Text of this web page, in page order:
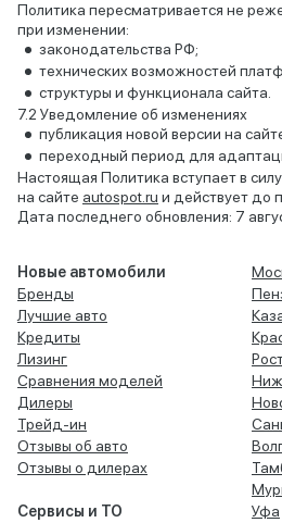
Политика пересматривается не
при изменении:
законодательства РФ;
технических возможностей
структуры и функционала сайта.
Уведомление об изменениях
публикация новой версии на
переходный период для
Настоящая Политика вступает в
на сайте autospot.ru и действует до
Дата последнего обновления: 7
Новые автомобили
Бренды
Лучшие авто
Кредиты
Лизинг
Сравнения моделей
Дилеры
Трейд-ин
Отзывы об авто
Отзывы о дилерах
Сервисы и ТО
Уфа